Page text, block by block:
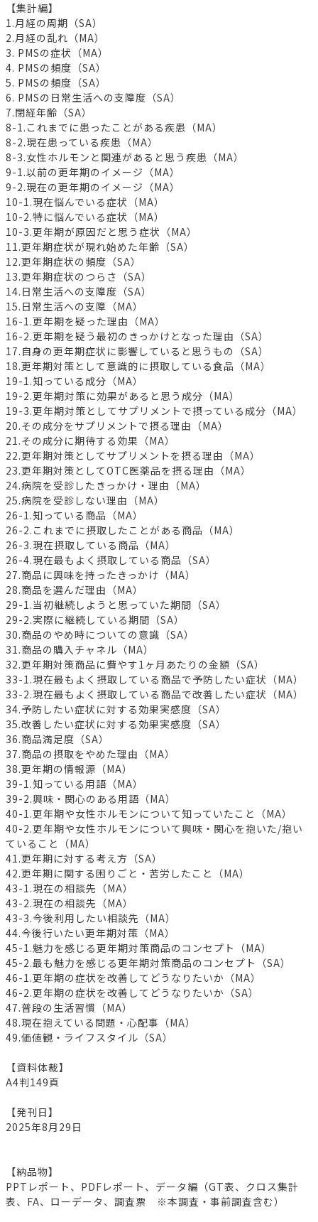
【集計編】
1.月経の周期（SA）
2.月経の乱れ（MA）
3. PMSの症状（MA）
4. PMSの頻度（SA）
5. PMSの頻度（SA）
6. PMSの日常生活への支障度（SA）
7.閉経年齢（SA）
8-1.これまでに患ったことがある疾患（MA）
8-2.現在患っている疾患（MA）
8-3.女性ホルモンと関連があると思う疾患（MA）
9-1.以前の更年期のイメージ（MA）
9-2.現在の更年期のイメージ（MA）
10-1.現在悩んでいる症状（MA）
10-2.特に悩んでいる症状（MA）
10-3.更年期が原因だと思う症状（MA）
11.更年期症状が現れ始めた年齢（SA）
12.更年期症状の頻度（SA）
13.更年期症状のつらさ（SA）
14.日常生活への支障度（SA）
15.日常生活への支障（MA）
16-1.更年期を疑った理由（MA）
16-2.更年期を疑う最初のきっかけとなった理由（SA）
17.自身の更年期症状に影響していると思うもの（SA）
18.更年期対策として意識的に摂取している食品（MA）
19-1.知っている成分（MA）
19-2.更年期対策に効果があると思う成分（MA）
19-3.更年期対策としてサプリメントで摂っている成分（MA）
20.その成分をサプリメントで摂る理由（MA）
21.その成分に期待する効果（MA）
22.更年期対策としてサプリメントを摂る理由（MA）
23.更年期対策としてOTC医薬品を摂る理由（MA）
24.病院を受診したきっかけ・理由（MA）
25.病院を受診しない理由（MA）
26-1.知っている商品（MA）
26-2.これまでに摂取したことがある商品（MA）
26-3.現在摂取している商品（MA）
26-4.現在最もよく摂取している商品（SA）
27.商品に興味を持ったきっかけ（MA）
28.商品を選んだ理由（MA）
29-1.当初継続しようと思っていた期間（SA）
29-2.実際に継続している期間（SA）
30.商品のやめ時についての意識（SA）
31.商品の購入チャネル（MA）
32.更年期対策商品に費やす1ヶ月あたりの金額（SA）
33-1.現在最もよく摂取している商品で予防したい症状（MA）
33-2.現在最もよく摂取している商品で改善したい症状（MA）
34.予防したい症状に対する効果実感度（SA）
35.改善したい症状に対する効果実感度（SA）
36.商品満足度（SA）
37.商品の摂取をやめた理由（MA）
38.更年期の情報源（MA）
39-1.知っている用語（MA）
39-2.興味・関心のある用語（MA）
40-1.更年期や女性ホルモンについて知っていたこと（MA）
40-2.更年期や女性ホルモンについて興味・関心を抱いた/抱い
ていること（MA）
41.更年期に対する考え方（SA）
42.更年期に関する困りごと・苦労したこと（MA）
43-1.現在の相談先（MA）
43-2.現在の相談先（MA）
43-3.今後利用したい相談先（MA）
44.今後行いたい更年期対策（MA）
45-1.魅力を感じる更年期対策商品のコンセプト（MA）
45-2.最も魅力を感じる更年期対策商品のコンセプト（SA）
46-1.更年期の症状を改善してどうなりたいか（MA）
46-2.更年期の症状を改善してどうなりたいか（SA）
47.普段の生活習慣（MA）
48.現在抱えている問題・心配事（MA）
49.価値観・ライフスタイル（SA）
【資料体裁】
A4判149頁
【発刊日】
2025年8月29日
【納品物】
PPTレポート、PDFレポート、データ編（GT表、クロス集計
表、FA、ローデータ、調査票 ※本調査・事前調査含む）